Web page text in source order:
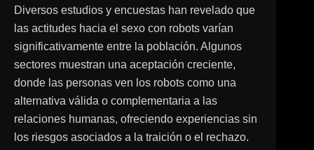
Diversos estudios y encuestas han revelado que
las actitudes hacia el sexo con robots varían
significativamente entre la población. Algunos
sectores muestran una aceptación creciente,
donde las personas ven los robots como una
alternativa válida o complementaria a las
relaciones humanas, ofreciendo experiencias sin
los riesgos asociados a la traición o el rechazo.